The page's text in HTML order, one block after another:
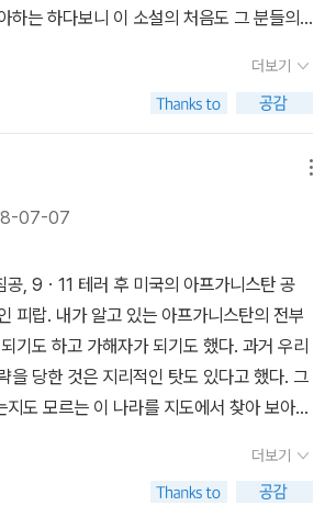
하는 하다보니 이 소설의 처음도 그 분들의
부 배경의 전환과 주인공의 드라마가 감동으
가니스탄의 현실과 역사적 배경에 대한 배
들이 엮어내는 긴장속의 이야기전개와 초반
형성하는 복선구조까지내용중 주인공이 거
려쓰자면 '손에 땀을 쥐게 하는' 이야기에 진
.특히 이 책의 작가가 태어나고 자란 국가
빼놓을 수가 없는데그저 먼나라의 국제뉴스
탈레반정권과 내전에 대해그리고 그들의 비
반문화적인 여러 사건에 대해심각하게 주
가 되었다.다른 문화와 인종에 대한 관심, 그
하는데 역시 필요한 부분이 아닌가하는 비
성장과 배경을 굳이 비교하려는 건 아니지
을 배경으로 한 소설속의 주인공과아미르잔
통과 성장후 글을 쓰는 사람으로 살아가는
더보기
07-07
공, 9ㆍ11 테러 후 미국의 아프가니스탄 공
피랍. 내가 알고 있는 아프가니스탄의 전부
기도 하고 가해자가 되기도 했다. 과거 우리
을 당한 것은 지리적인 탓도 있다고 했다. 그
도 모르는 이 나라를 지도에서 찾아 보아야
는 무려 6개국과 국경을 나란히 학 있는 나
『지도 밖으로 행군하라』를 읽고 알게 된 사
더보기